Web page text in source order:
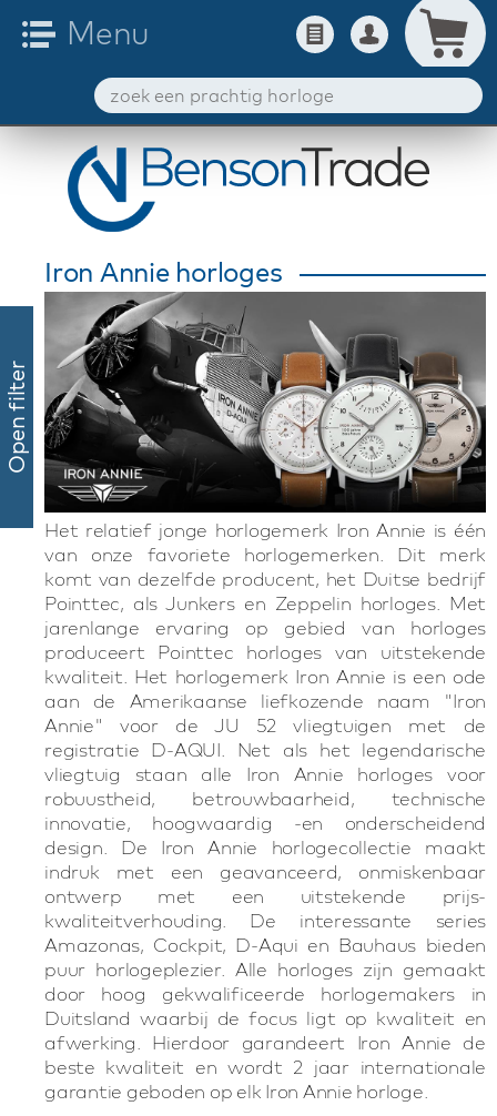
Open filter
Iron Annie horloges
Het relatief jonge horlogemerk Iron Annie is één
van onze favoriete horlogemerken. Dit merk
komt van dezelfde producent, het Duitse bedrijf
Pointtec, als Junkers en Zeppelin horloges. Met
jarenlange ervaring op gebied van horloges
produceert Pointtec horloges van uitstekende
kwaliteit. Het horlogemerk Iron Annie is een ode
aan de Amerikaanse liefkozende naam "Iron
Annie" voor de JU 52 vliegtuigen met de
registratie D-AQUI. Net als het legendarische
vliegtuig staan alle Iron Annie horloges voor
robuustheid, betrouwbaarheid, technische
innovatie, hoogwaardig -en onderscheidend
design. De Iron Annie horlogecollectie maakt
indruk met een geavanceerd, onmiskenbaar
ontwerp met een uitstekende prijs-
kwaliteitverhouding. De interessante series
Amazonas, Cockpit, D-Aqui en Bauhaus bieden
puur horlogeplezier. Alle horloges zijn gemaakt
door hoog gekwalificeerde horlogemakers in
Duitsland waarbij de focus ligt op kwaliteit en
afwerking. Hierdoor garandeert Iron Annie de
beste kwaliteit en wordt 2 jaar internationale
garantie geboden op elk Iron Annie horloge.